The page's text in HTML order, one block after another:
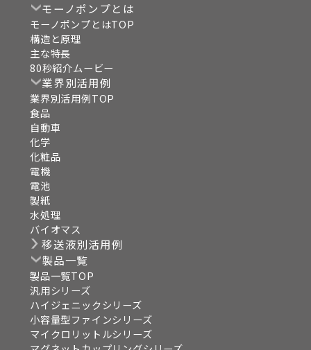
モーノポンプとは
モーノポンプとはTOP
構造と原理
主な特長
80秒紹介ムービー
業界別活用例
業界別活用例TOP
食品
自動車
化学
化粧品
電機
電池
製紙
水処理
バイオマス
移送液別活用例
製品一覧
製品一覧TOP
汎用シリーズ
ハイジェニックシリーズ
小容量型ファインシリーズ
マイクロリットルシリーズ